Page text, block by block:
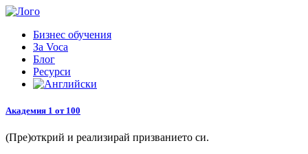
Продължи
съдържанието
Бизнес обучения
За Voca
Блог
Ресурси
Академия 1 от 100
(Пре)открий и реализирай призванието си.